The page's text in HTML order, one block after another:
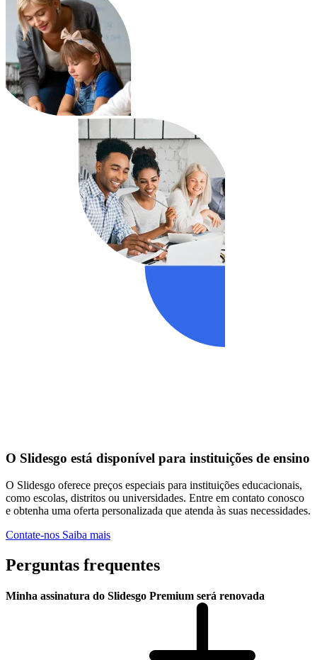
O Slidesgo está disponível para instituições de ensino
O Slidesgo oferece preços especiais para instituições educacionais,
como escolas, distritos ou universidades. Entre em contato conosco
e obtenha uma oferta personalizada que atenda às suas necessidades.
Contate-nos Saiba mais
Perguntas frequentes
Minha assinatura do Slidesgo Premium será renovada